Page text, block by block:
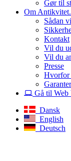
Gør til
Om
Sådan
Kontakt
Vil du
Vil du
Presse
Hvorfor
Gå til Web
Dansk
English
Deutsch